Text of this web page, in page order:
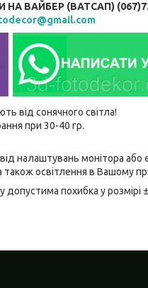
ВАЙБЕР (ВАТСАП)
від сонячного світла!
при 30-40 гр.
налаштувань монітора
також освітлення в Вашому
похибка у розмірі